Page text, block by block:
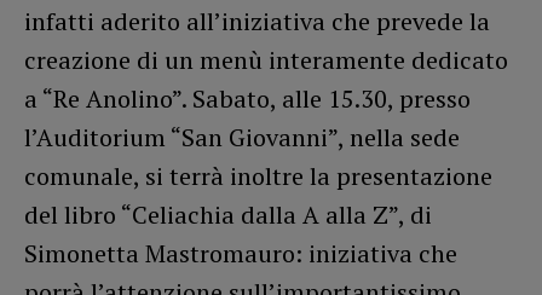
infatti aderito all’iniziativa che prevede la
creazione di un menù interamente dedicato
a “Re Anolino”. Sabato, alle 15.30, presso
l’Auditorium “San Giovanni”, nella sede
comunale, si terrà inoltre la presentazione
del libro “Celiachia dalla A alla Z”, di
Simonetta Mastromauro: iniziativa che